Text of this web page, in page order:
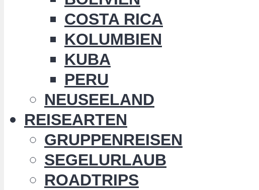
COSTA RICA
KOLUMBIEN
KUBA
PERU
NEUSEELAND
REISEARTEN
GRUPPENREISEN
SEGELURLAUB
ROADTRIPS